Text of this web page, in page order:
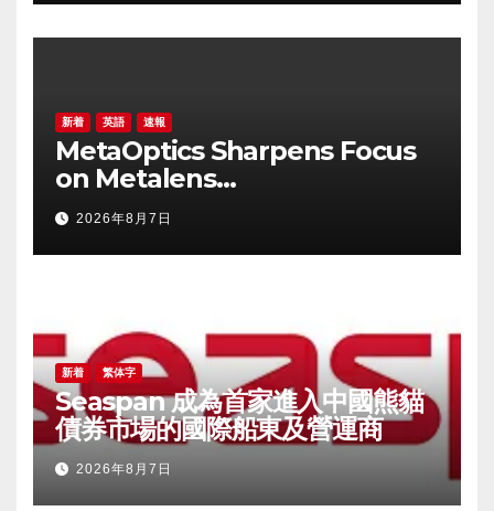
新着 英語 速報
MetaOptics Sharpens Focus
on Metalens
Commercialisation;
Withdraws Nasdaq Listing
Application, and Defers U.S.
2026年8月7日
新着 繁体字
Seaspan 成為首家進入中國熊貓
債券市場的國際船東及營運商
2026年8月7日